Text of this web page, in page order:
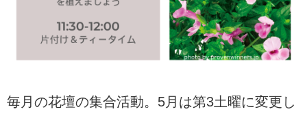
毎月の花壇の集合活動。5月は第3土曜に変更し